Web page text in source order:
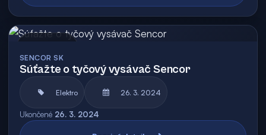
SENCOR SK
Súťažte o tyčový vysávač Sencor
Elektro 26. 3. 2024
Ukončené 26. 3. 2024